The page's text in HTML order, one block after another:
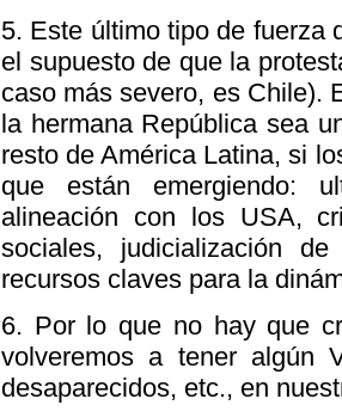
5. Este último tipo de fuerza
el supuesto de que la
caso más severo, es Chile).
la hermana República sea
resto de América Latina, si
que están emergiendo:
alineación con los USA,
sociales, judicialización
recursos claves para la
6. Por lo que no hay que
volveremos a tener algún
desaparecidos, etc., en